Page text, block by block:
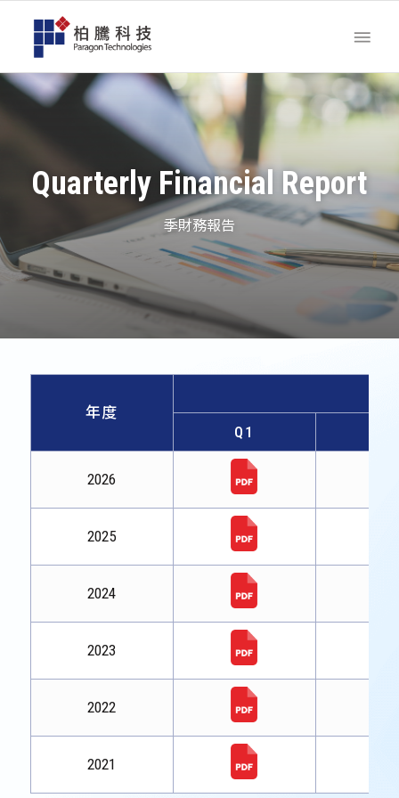
Quarterly Financial Report
季財務報告
年度
Q1
2026
2025
2024
2023
2022
2021